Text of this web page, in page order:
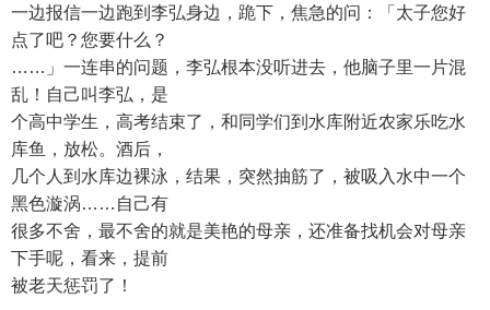
一边报信一边跑到李弘身边，跪下，焦急的问：「太子您好
点了吧？您要什么？
……」一连串的问题，李弘根本没听进去，他脑子里一片混
乱！自己叫李弘，是
个高中学生，高考结束了，和同学们到水库附近农家乐吃水
库鱼，放松。酒后，
几个人到水库边裸泳，结果，突然抽筋了，被吸入水中一个
黑色漩涡……自己有
很多不舍，最不舍的就是美艳的母亲，还准备找机会对母亲
下手呢，看来，提前
被老天惩罚了！